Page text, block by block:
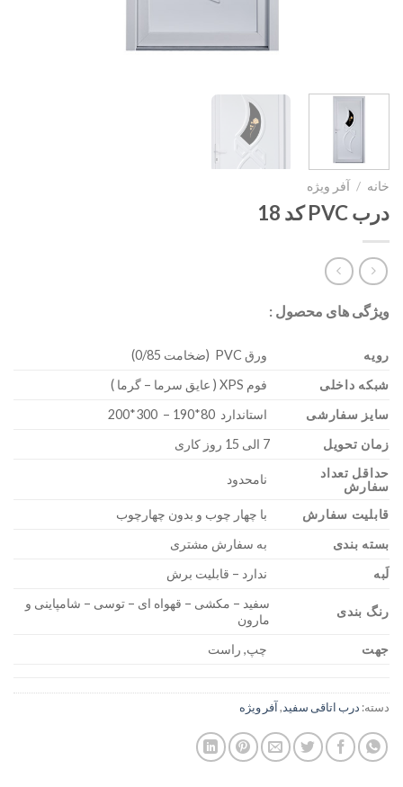
خانه / آفر ویژه
درب PVC کد 18
ویژگی های محصول :
رویه
ورق PVC (ضخامت 0/85)
شبکه داخلی
فوم XPS ( عایق سرما – گرما )
سایز سفارشی
استاندارد 80*190 – 300*200
زمان تحویل
7 الی 15 روز کاری
حداقل تعداد
سفارش
نامحدود
قابلیت سفارش
با چهار چوب و بدون چهارچوب
بسته بندی
به سفارش مشتری
لَبه
ندارد – قابلیت برش
رنگ بندی
سفید – مکشی – قهواه ای – توسی – شامپاینی و
مارون
جهت
چپ, راست
دسته: درب اتاقی سفید,آفر ویژه